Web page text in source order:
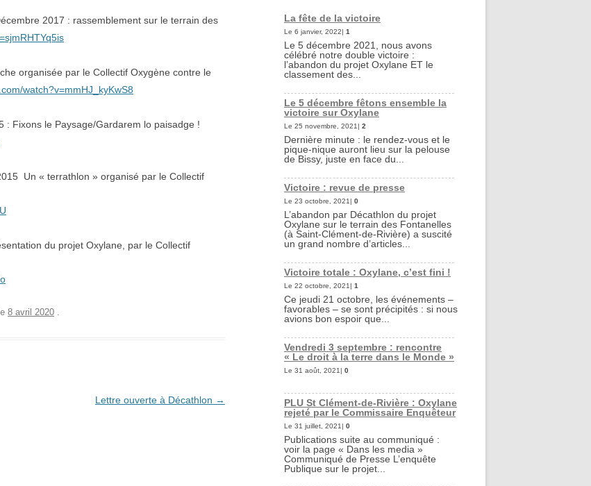
2017 : rassemblement sur le terrain des
organisée par le Collectif Oxygène contre le
watch?v=mmHJ_kyKwS8
: Fixons le Paysage/Gardarem lo paisadge !
Un « terrathlon » organisé par le Collectif
du projet Oxylane, par le Collectif
le 8 avril 2020 .
Lettre ouverte à Décathlon →
La fête de la victoire
Le 6 janvier, 2022| 1
Le 5 décembre 2021, nous avons
célébré notre double victoire :
l’abandon du projet Oxylane ET le
classement des...
Le 5 décembre fêtons ensemble la
victoire sur Oxylane
Le 25 novembre, 2021| 2
Dernière minute : le rendez-vous et le
pique-nique auront lieu sur la pelouse
de Bissy, juste en face du...
Victoire : revue de presse
Le 23 octobre, 2021| 0
L’abandon par Décathlon du projet
Oxylane sur le terrain des Fontanelles
(à Saint-Clément-de-Rivière) a suscité
un grand nombre d’articles...
Victoire totale : Oxylane, c’est fini !
Le 22 octobre, 2021| 1
Ce jeudi 21 octobre, les événements –
favorables – se sont précipités : si nous
avions bon espoir que...
Vendredi 3 septembre : rencontre
« Le droit à la terre dans le Monde »
Le 31 août, 2021| 0
PLU St Clément-de-Rivière : Oxylane
rejeté par le Commissaire Enquêteur
Le 31 juillet, 2021| 0
Publications suite au communiqué :
voir la page « Dans les media »
Communiqué de Presse L’enquête
Publique sur le projet...